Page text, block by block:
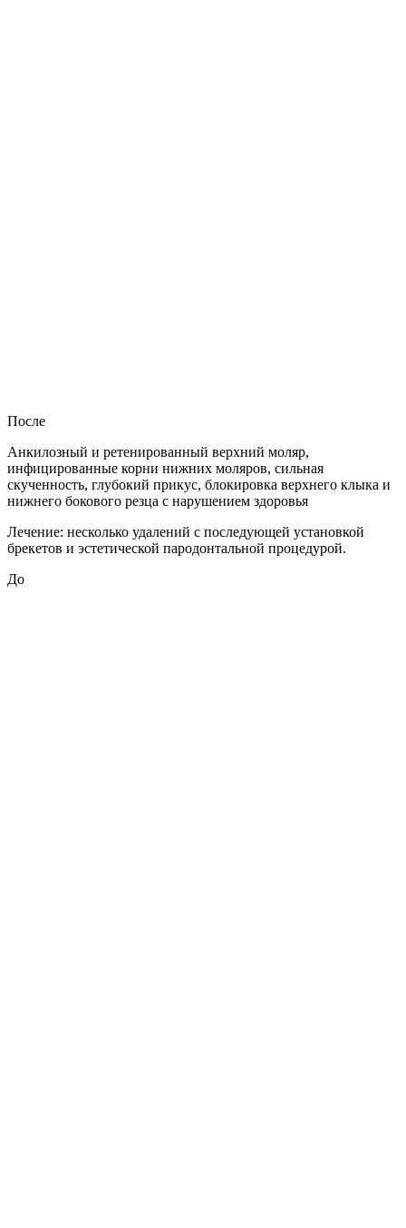
После
Анкилозный и ретенированный верхний моляр,
инфицированные корни нижних моляров, сильная
скученность, глубокий прикус, блокировка верхнего клыка и
нижнего бокового резца с нарушением здоровья
Лечение: несколько удалений с последующей установкой
брекетов и эстетической пародонтальной процедурой.
До